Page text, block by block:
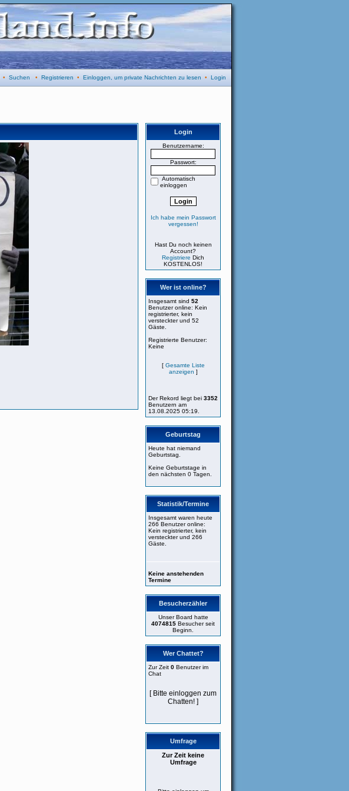
• Suchen • Registrieren • Einloggen, um private Nachrichten zu lesen • Login
Login
Benutzername:
Passwort:
Automatisch
einloggen
Ich habe mein Passwort
vergessen!
Hast Du noch keinen
Account?
Registriere Dich
KOSTENLOS!
Wer ist online?
Insgesamt sind 52
Benutzer online: Kein
registrierter, kein
versteckter und 52
Gäste.
Registrierte Benutzer:
Keine
[ Gesamte Liste
anzeigen ]
Der Rekord liegt bei 3352
Benutzern am
13.08.2025 05:19.
Geburtstag
Heute hat niemand
Geburtstag.
Keine Geburtstage in
den nächsten 0 Tagen.
Statistik/Termine
Insgesamt waren heute
266 Benutzer online:
Kein registrierter, kein
versteckter und 266
Gäste.
Keine anstehenden
Termine
Besucherzähler
Unser Board hatte
4074815 Besucher seit
Beginn.
Wer Chattet?
Zur Zeit 0 Benutzer im
Chat
[ Bitte einloggen zum
Chatten! ]
Umfrage
Zur Zeit keine
Umfrage